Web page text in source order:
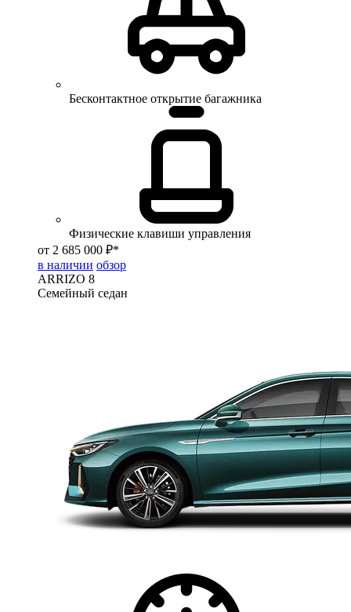
Бесконтактное открытие багажника
Физические клавиши управления
от 2 685 000 ₽*
в наличии обзор
ARRIZO 8
Семейный седан